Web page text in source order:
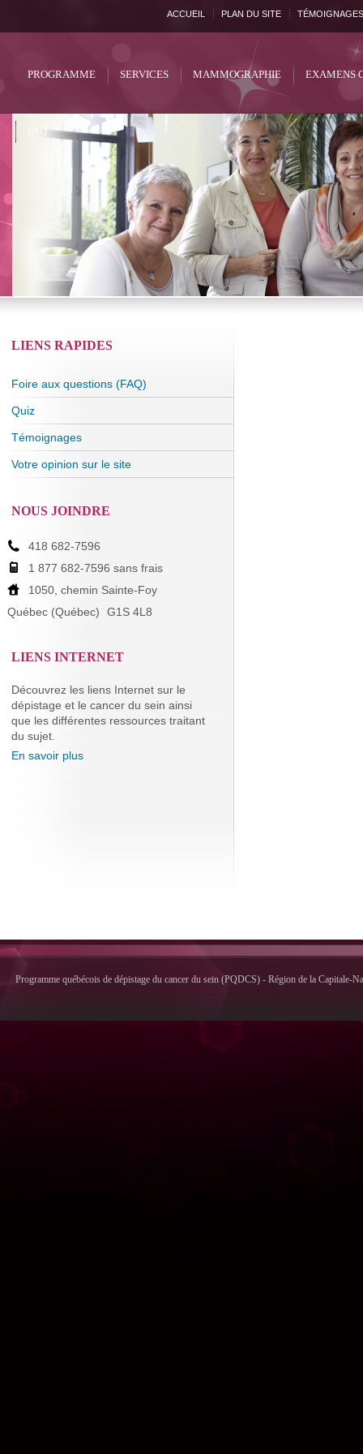
ACCUEIL PLAN DU SITE TÉMOIGNAGES
PROGRAMME SERVICES MAMMOGRAPHIE EXAMENS
FAQ
LIENS RAPIDES
Foire aux questions (FAQ)
Quiz
Témoignages
Votre opinion sur le site
NOUS JOINDRE
418 682-7596
1 877 682-7596 sans frais
1050, chemin Sainte-Foy
Québec (Québec)
G1S 4L8
LIENS INTERNET
Découvrez les liens Internet sur le
dépistage et le cancer du sein ainsi
que les différentes ressources traitant
du sujet.
En savoir plus
Programme québécois de dépistage du cancer du sein (PQDCS) - Région de la Capitale-